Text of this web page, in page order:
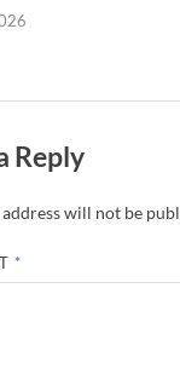
Reply
will not be
*